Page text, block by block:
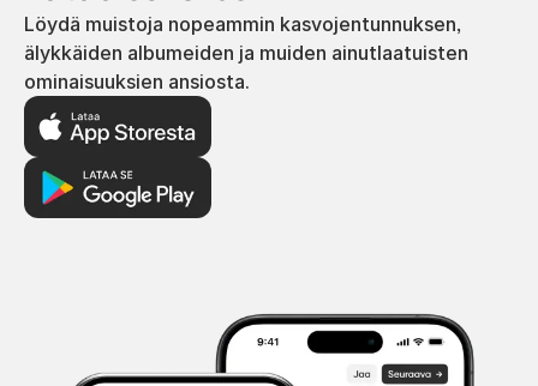
Löydä muistoja nopeammin kasvojentunnuksen,
älykkäiden albumeiden ja muiden ainutlaatuisten
ominaisuuksien ansiosta.